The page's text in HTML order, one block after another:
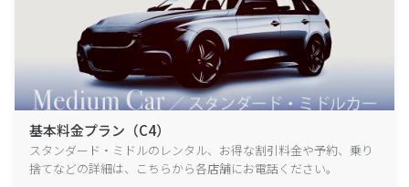
基本料金プラン（C4）
スタンダード・ミドルのレンタル、お得な割引料金や予約、乗り
捨てなどの詳細は、こちらから各店舗にお電話ください。